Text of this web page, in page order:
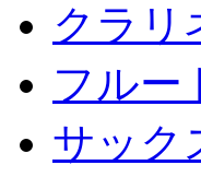
クラリ
フルー
サック